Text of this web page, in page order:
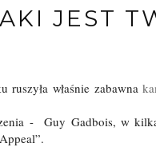
JEST
ruszyła właśnie zabawna
- Guy Gadbois, w